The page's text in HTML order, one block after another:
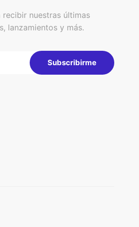
nuestras últimas
lanzamientos y más.
Subscribirme